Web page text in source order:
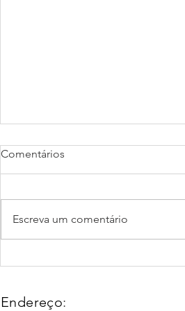
Comentários
Escreva um comentário
Endereço: